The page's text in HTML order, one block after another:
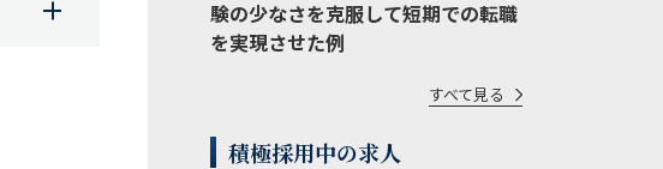
験の少なさを克服して短期での転職
を実現させた例
すべて見る
積極採用中の求人